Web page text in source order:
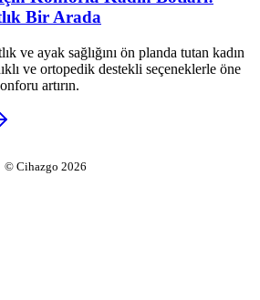
Bir Arada
ve ayak sağlığını ön planda tutan kadın
ve ortopedik destekli seçeneklerle öne
artırın.
© Cihazgo 2026